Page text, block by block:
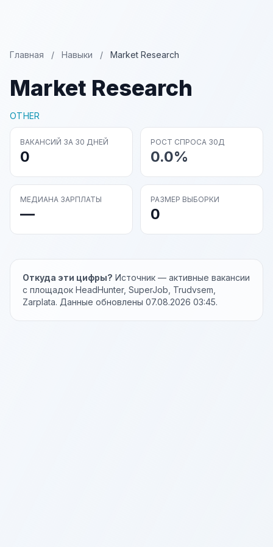
Главная / Навыки / Market Research
Market Research
OTHER
ВАКАНСИЙ ЗА 30 ДНЕЙ
0
РОСТ СПРОСА 30Д
0.0%
МЕДИАНА ЗАРПЛАТЫ
—
РАЗМЕР ВЫБОРКИ
0
Откуда эти цифры? Источник — активные вакансии
с площадок HeadHunter, SuperJob, Trudvsem,
Zarplata. Данные обновлены 07.08.2026 03:45.